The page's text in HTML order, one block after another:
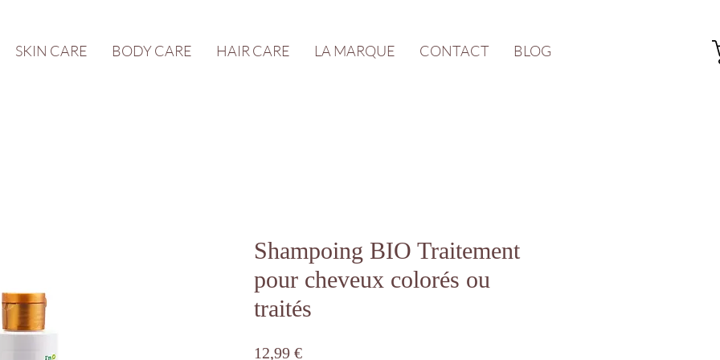
SKIN CARE BODY CARE HAIR CARE LA MARQUE CONTACT BLOG
Shampoing BIO Traitement
pour cheveux colorés ou
traités
12,99 €Prix